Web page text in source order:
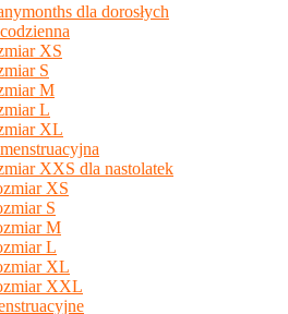
dla dorosłych
XS
S
M
L
XL
XXS dla nastolatek
XS
S
M
L
XL
XXL